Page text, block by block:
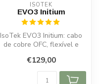
ISOTEK
EVO3 Initium
IsoTek EVO3 Initium: cabo
de cobre OFC, flexível e
imedia...
€129,00